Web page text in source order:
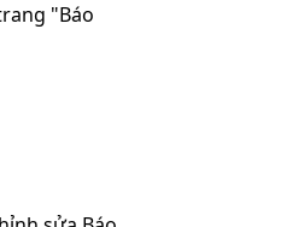
"Báo